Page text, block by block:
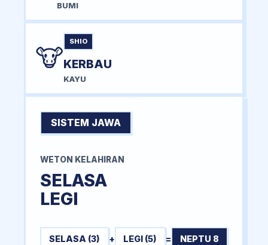
BUMI
🐮
SHIO
KERBAU
KAYU
SISTEM JAWA
WETON KELAHIRAN
SELASA
LEGI
SELASA (3) + LEGI (5) = NEPTU 8